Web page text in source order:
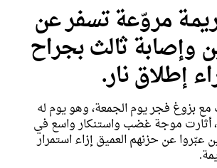
مروّعة تسفر عن
ثالث بجراح
نار.
فجر يوم الجمعة، وهو يوم له
موجة غضب واستنكار واسع في
عن حزنهم العميق إزاء استمرار